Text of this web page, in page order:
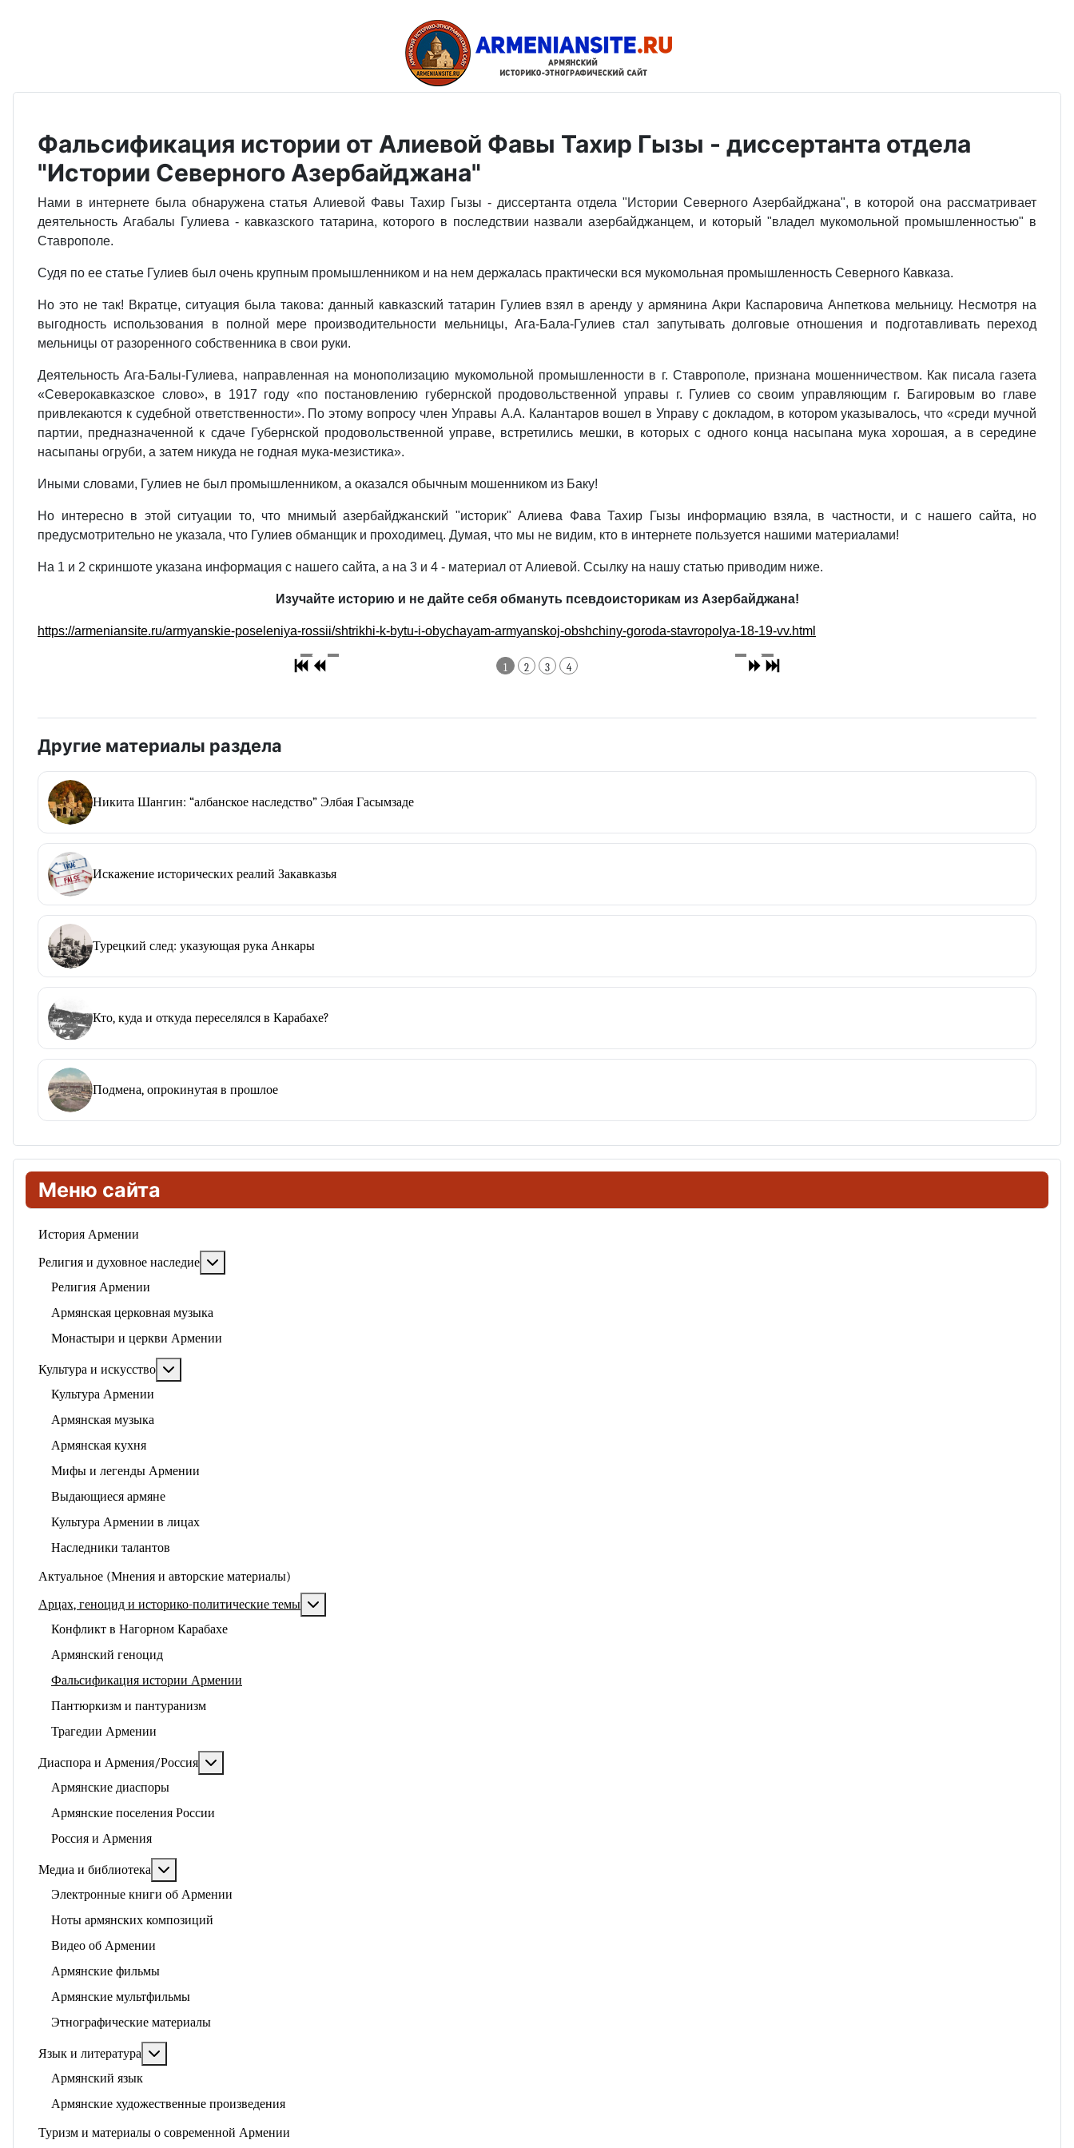
Меню сайта
История Армении
Религия и духовное наследие
Религия Армении
Армянская церковная музыка
Монастыри и церкви Армении
Культура и искусство
Культура Армении
Армянская музыка
Армянская кухня
Мифы и легенды Армении
Выдающиеся армяне
Культура Армении в лицах
Наследники талантов
Актуальное (Мнения и авторские материалы)
Арцах, геноцид и историко-политические темы
Конфликт в Нагорном Карабахе
Армянский геноцид
Фальсификация истории Армении
Пантюркизм и пантуранизм
Трагедии Армении
Диаспора и Армения/Россия
Армянские диаспоры
Армянские поселения России
Россия и Армения
Медиа и библиотека
Электронные книги об Армении
Ноты армянских композиций
Видео об Армении
Армянские фильмы
Армянские мультфильмы
Этнографические материалы
Язык и литература
Армянский язык
Армянские художественные произведения
Туризм и материалы о современной Армении
Фальсификация истории от Алиевой Фавы Тахир Гызы - диссертанта отдела
"Истории Северного Азербайджана"
Нами в интернете была обнаружена статья Алиевой Фавы Тахир Гызы - диссертанта отдела "Истории Северного Азербайджана", в которой она рассматривает
деятельность Агабалы Гулиева - кавказского татарина, которого в последствии назвали азербайджанцем, и который "владел мукомольной промышленностью" в
Ставрополе.
Судя по ее статье Гулиев был очень крупным промышленником и на нем держалась практически вся мукомольная промышленность Северного Кавказа.
Но это не так! Вкратце, ситуация была такова: данный кавказский татарин Гулиев взял в аренду у армянина Акри Каспаровича Анпеткова мельницу. Несмотря на
выгодность использования в полной мере производительности мельницы, Ага-Бала-Гулиев стал запутывать долговые отношения и подготавливать переход
мельницы от разоренного собственника в свои руки.
Деятельность Ага-Балы-Гулиева, направленная на монополизацию мукомольной промышленности в г. Ставрополе, признана мошенничеством. Как писала газета
«Северокавказское слово», в 1917 году «по постановлению губернской продовольственной управы г. Гулиев со своим управляющим г. Багировым во главе
привлекаются к судебной ответственности». По этому вопросу член Управы А.А. Калантаров вошел в Управу с докладом, в котором указывалось, что «среди мучной
партии, предназначенной к сдаче Губернской продовольственной управе, встретились мешки, в которых с одного конца насыпана мука хорошая, а в середине
насыпаны огруби, а затем никуда не годная мука-мезистика».
Иными словами, Гулиев не был промышленником, а оказался обычным мошенником из Баку!
Но интересно в этой ситуации то, что мнимый азербайджанский "историк" Алиева Фава Тахир Гызы информацию взяла, в частности, и с нашего сайта, но
предусмотрительно не указала, что Гулиев обманщик и проходимец. Думая, что мы не видим, кто в интернете пользуется нашими материалами!
На 1 и 2 скриншоте указана информация с нашего сайта, а на 3 и 4 - материал от Алиевой. Ссылку на нашу статью приводим ниже.
Изучайте историю и не дайте себя обмануть псевдоисторикам из Азербайджана!
https://armeniansite.ru/armyanskie-poseleniya-rossii/shtrikhi-k-bytu-i-obychayam-armyanskoj-obshchiny-goroda-stavropolya-18-19-vv.html
1 2 3 4
Другие материалы раздела
Никита Шангин: “албанское наследство” Элбая Гасымзаде
Искажение исторических реалий Закавказья
Турецкий след: указующая рука Анкары
Кто, куда и откуда переселялся в Карабахе?
Подмена, опрокинутая в прошлое